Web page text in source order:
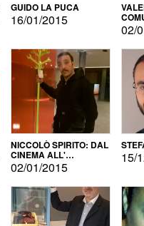
GUIDO LA PUCA
16/01/2015
02/
NICCOLÒ SPIRITO: DAL
CINEMA ALL'
AUTOPRODUZIONE
02/01/2015
15/